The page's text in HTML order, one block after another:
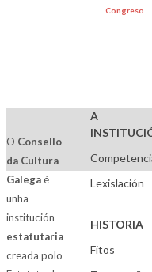
Congreso
O Consello
da Cultura
Galegaé
unha
institución
estatutaria
creada polo
A
Lexislación
HISTORIA
Fitos